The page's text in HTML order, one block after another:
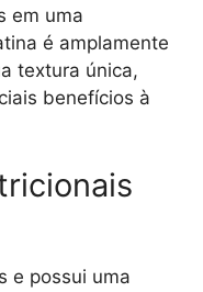
em uma
é amplamente
textura única,
benefícios à
e possui uma